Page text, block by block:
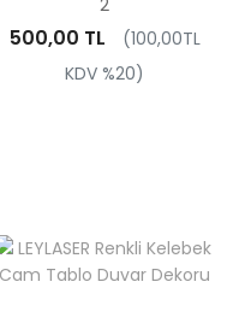
2
500,00 TL
(100,00TL
KDV %20)